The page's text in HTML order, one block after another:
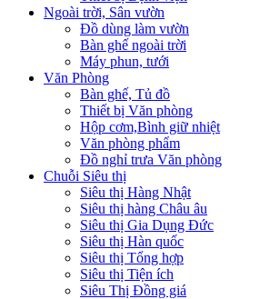
Ngoài trời, Sân vườn
Đồ dùng làm vườn
Bàn ghế ngoài trời
Máy phun, tưới
Văn Phòng
Bàn ghế, Tủ đồ
Thiết bị Văn phòng
Hộp cơm,Bình giữ nhiệt
Văn phòng phẩm
Đồ nghỉ trưa Văn phòng
Chuỗi Siêu thị
Siêu thị Hàng Nhật
Siêu thị hàng Châu âu
Siêu thị Gia Dụng Đức
Siêu thị Hàn quốc
Siêu thị Tổng hợp
Siêu thị Tiện ích
Siêu Thị Đồng giá